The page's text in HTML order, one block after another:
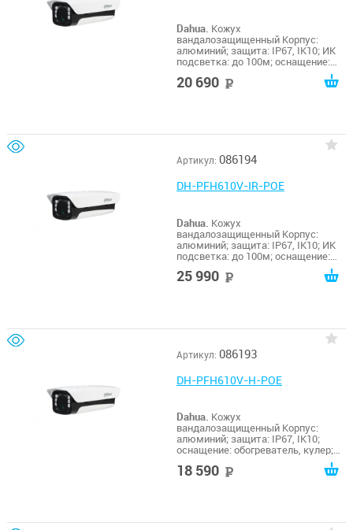
Dahua. Кожух
вандалозащищенный Корпус:
алюминий; защита: IP67, IK10; ИК
подсветка: до 100м; оснащение:
питание: AC 24В, 5А; эксплуатация:
20 690
Артикул: 086194
DH-PFH610V-IR-POE
Dahua. Кожух
вандалозащищенный Корпус:
алюминий; защита: IP67, IK10; ИК
подсветка: до 100м; оснащение:
питание: PoE+; эксплуатация:
25 990
Артикул: 086193
DH-PFH610V-H-POE
Dahua. Кожух
вандалозащищенный Корпус:
алюминий; защита: IP67, IK10;
оснащение: обогреватель, кулер;
-40º~+60ºC;
18 590